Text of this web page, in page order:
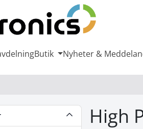
Butik Nyheter &
High